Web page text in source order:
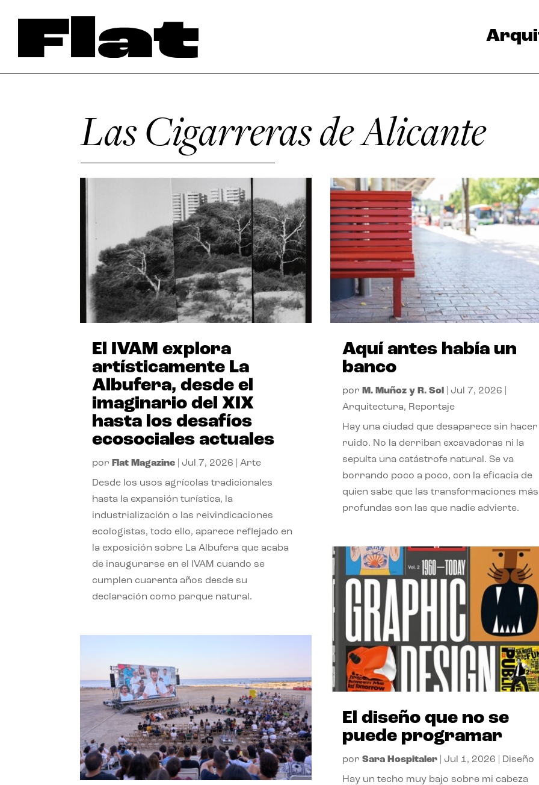
Las Cigarreras de Alicante
El IVAM explora
artísticamente La
Albufera, desde el
imaginario del XIX
hasta los desafíos
ecosociales actuales
por Flat Magazine Jul 7, 2026 |Arte
Desde los usos agrícolas tradicionales
hasta la expansión turística, la
industrialización o las reivindicaciones
ecologistas, todo ello, aparece reflejado en
la exposición sobre La Albufera que acaba
de inaugurarse en el IVAM cuando se
cumplen cuarenta años desde su
declaración como parque natural.
Aquí antes había un
banco
por M. Muñoz y R. Sol Jul 7, 2026
Arquitectura, Reportaje
Hay una ciudad que desaparece sin hacer
ruido. No la derriban excavadoras ni la
sepulta una catástrofe natural. Se va
borrando poco a poco, con la eficacia de
quien sabe que las transformaciones más
profundas son las que nadie advierte.
El diseño que no se
puede programar
por Sara Hospitaler| Jul 1, 2026 Diseño
Hay un techo muy bajo sobre mi cabeza